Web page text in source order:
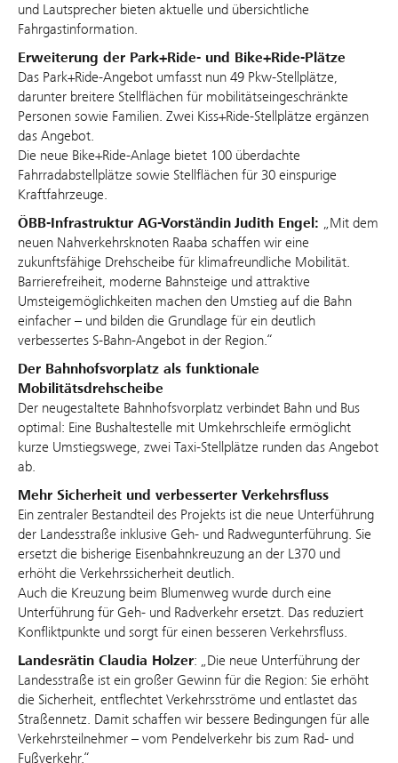
und Lautsprecher bieten aktuelle und übersichtliche
Fahrgastinformation.
Erweiterung der Park+Ride- und Bike+Ride-Plätze
Das Park+Ride-Angebot umfasst nun 49 Pkw-Stellplätze,
darunter breitere Stellflächen für mobilitätseingeschränkte
Personen sowie Familien. Zwei Kiss+Ride-Stellplätze ergänzen
das Angebot.
Die neue Bike+Ride-Anlage bietet 100 überdachte
Fahrradabstellplätze sowie Stellflächen für 30 einspurige
Kraftfahrzeuge.
ÖBB-Infrastruktur AG-Vorständin Judith Engel: „Mit dem
neuen Nahverkehrsknoten Raaba schaffen wir eine
zukunftsfähige Drehscheibe für klimafreundliche Mobilität.
Barrierefreiheit, moderne Bahnsteige und attraktive
Umsteigemöglichkeiten machen den Umstieg auf die Bahn
einfacher – und bilden die Grundlage für ein deutlich
verbessertes S‑Bahn‑Angebot in der Region.“
Der Bahnhofsvorplatz als funktionale
Mobilitätsdrehscheibe
Der neugestaltete Bahnhofsvorplatz verbindet Bahn und Bus
optimal: Eine Bushaltestelle mit Umkehrschleife ermöglicht
kurze Umstiegswege, zwei Taxi-Stellplätze runden das Angebot
ab.
Mehr Sicherheit und verbesserter Verkehrsfluss
Ein zentraler Bestandteil des Projekts ist die neue Unterführung
der Landesstraße inklusive Geh- und Radwegunterführung. Sie
ersetzt die bisherige Eisenbahnkreuzung an der L370 und
erhöht die Verkehrssicherheit deutlich.
Auch die Kreuzung beim Blumenweg wurde durch eine
Unterführung für Geh- und Radverkehr ersetzt. Das reduziert
Konfliktpunkte und sorgt für einen besseren Verkehrsfluss.
Landesrätin Claudia Holzer: „Die neue Unterführung der
Landesstraße ist ein großer Gewinn für die Region: Sie erhöht
die Sicherheit, entflechtet Verkehrsströme und entlastet das
Straßennetz. Damit schaffen wir bessere Bedingungen für alle
Verkehrsteilnehmer – vom Pendelverkehr bis zum Rad- und
Fußverkehr.“